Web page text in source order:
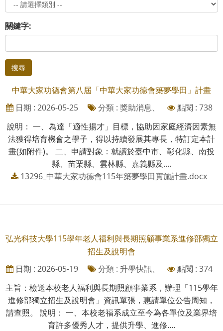
關鍵字:
搜尋
中華大家功德會第八屆「中華大家功德會築夢學田」計畫
日期 : 2026-05-25
分類 : 獎助消息、
點閱 : 738
說明： 一、為達「適性揚才」目標，協助因家庭經濟因素無
法獲得培育機會之學子，得以持續發展其專長，特訂定本計
畫(如附件)。 二、申請對象：就讀於臺中市、彰化縣、南投
縣、苗栗縣、雲林縣、嘉義縣及....
13296_中華大家功德會115年築夢學田實施計畫.docx
弘光科技大學115學年老人福利與長期照顧事業系進修部獨立
招生及說明會
日期 : 2026-05-19
分類 : 升學快訊、
點閱 : 374
主旨：檢送本校老人福利與長期照顧事業系，辦理「115學年
進修部獨立招生及說明會」資訊單張，惠請單位公告周知，
請查照。 說明： 一、本校老福系成立至今為各單位及業界培
育許多優秀人才，提供升學、進修....